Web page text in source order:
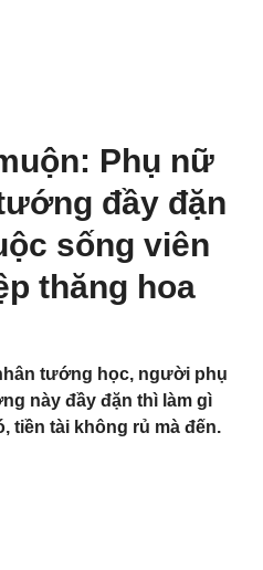
Phụ nữ
đầy đặn
sống viên
thăng hoa
tướng học, người phụ
này đầy đặn thì làm gì
tiền tài không rủ mà đến.